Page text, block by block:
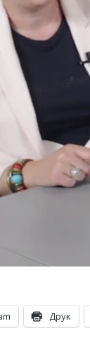
Друк